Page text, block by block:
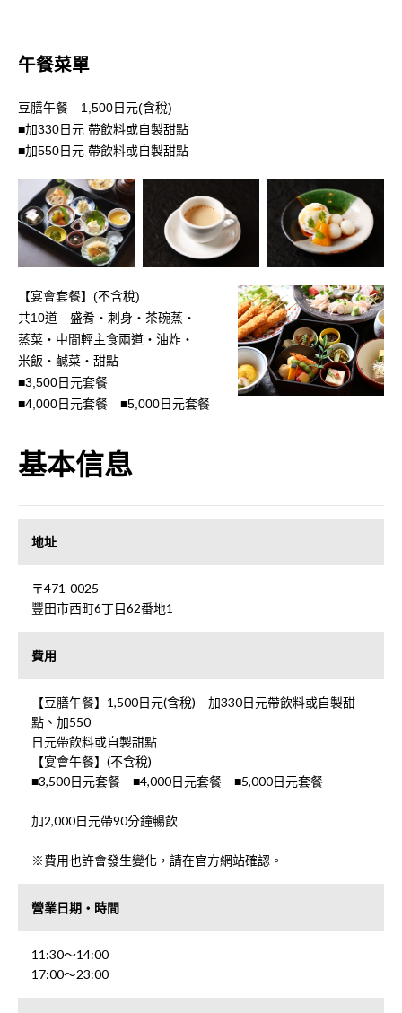
午餐菜單
豆膳午餐 1,500日元(含稅)
■加330日元 帶飲料或自製甜點
■加550日元 帶飲料或自製甜點
【宴會套餐】(不含稅)
共10道 盛肴・刺身・茶碗蒸・
蒸菜・中間輕主食兩道・油炸・
米飯・鹹菜・甜點
■3,500日元套餐
■4,000日元套餐 ■5,000日元套餐
基本信息
地址
〒471-0025
豐田市西町6丁目62番地1
費用
【豆膳午餐】1,500日元(含稅) 加330日元帶飲料或自製甜
點、加550
日元帶飲料或自製甜點
【宴會午餐】(不含稅)
■3,500日元套餐 ■4,000日元套餐 ■5,000日元套餐
加2,000日元帶90分鐘暢飲
※費用也許會發生變化，請在官方網站確認。
營業日期・時間
11:30～14:00
17:00～23:00